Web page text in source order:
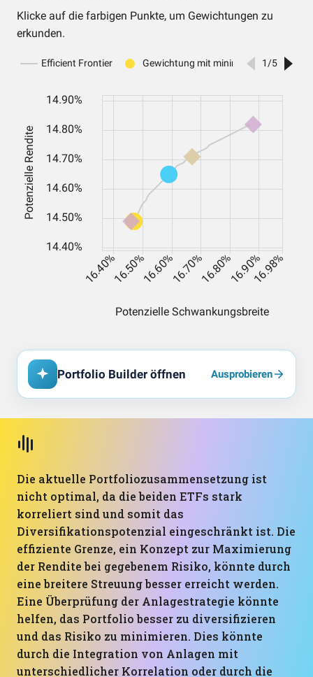
Klicke auf die farbigen Punkte, um Gewichtungen zu
erkunden.
Portfolio Builder öffnen Ausprobieren
Die aktuelle Portfoliozusammensetzung ist
nicht optimal, da die beiden ETFs stark
korreliert sind und somit das
Diversifikationspotenzial eingeschränkt ist. Die
effiziente Grenze, ein Konzept zur Maximierung
der Rendite bei gegebenem Risiko, könnte durch
eine breitere Streuung besser erreicht werden.
Eine Überprüfung der Anlagestrategie könnte
helfen, das Portfolio besser zu diversifizieren
und das Risiko zu minimieren. Dies könnte
durch die Integration von Anlagen mit
unterschiedlicher Korrelation oder durch die